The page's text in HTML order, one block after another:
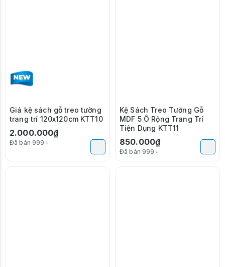
Giá kệ sách gỗ treo tường
trang trí 120x120cm KTT10
2.000.000₫
Đã bán 999+
Kệ Sách Treo Tường Gỗ
MDF 5 Ô Rộng Trang Trí
Tiện Dụng KTT11
850.000₫
Đã bán 999+